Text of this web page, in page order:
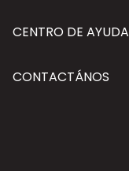
CENTRO DE AYUDA
CONTACTÁNOS